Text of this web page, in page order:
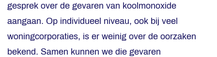
gesprek over de gevaren van koolmonoxide
aangaan. Op individueel niveau, ook bij veel
woningcorporaties, is er weinig over de oorzaken
bekend. Samen kunnen we die gevaren